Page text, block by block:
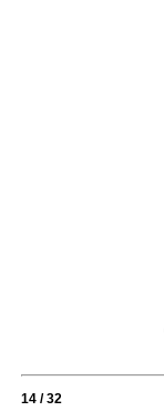
14 / 32